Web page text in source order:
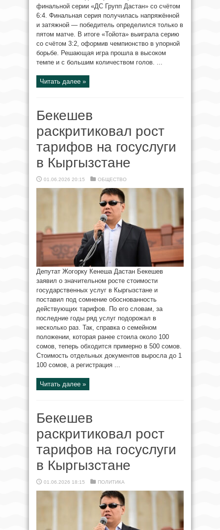
финальной серии «ДС Групп Дастан» со счётом
6:4. Финальная серия получилась напряжённой
и затяжной — победитель определился только в
пятом матче. В итоге «Тойота» выиграла серию
со счётом 3:2, оформив чемпионство в упорной
борьбе. Решающая игра прошла в высоком
темпе и с большим количеством голов. ...
Читать далее »
Бекешев
раскритиковал рост
тарифов на госуслуги
в Кыргызстане
01.06.2026 20:15 ОБЩЕСТВО
Депутат Жогорку Кенеша Дастан Бекешев
заявил о значительном росте стоимости
государственных услуг в Кыргызстане и
поставил под сомнение обоснованность
действующих тарифов. По его словам, за
последние годы ряд услуг подорожал в
несколько раз. Так, справка о семейном
положении, которая ранее стоила около 100
сомов, теперь обходится примерно в 500 сомов.
Стоимость отдельных документов выросла до 1
100 сомов, а регистрация ...
Читать далее »
Бекешев
раскритиковал рост
тарифов на госуслуги
в Кыргызстане
01.06.2026 18:15 ПОЛИТИКА